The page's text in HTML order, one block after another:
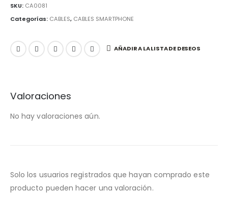
SKU: CA0081
Categorías: CABLES, CABLES SMARTPHONE
AÑADIR A LA LISTA DE DESEOS
Valoraciones
No hay valoraciones aún.
Solo los usuarios registrados que hayan comprado este
producto pueden hacer una valoración.